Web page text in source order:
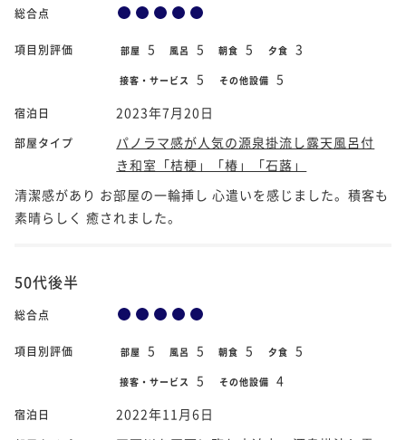
総合点
項目別評価 部屋 5 風呂 5 朝食 5 夕食 3
接客・サービス 5 その他設備 5
宿泊日 2023年7月20日
部屋タイプ
パノラマ感が人気の源泉掛流し露天風呂付
き和室「桔梗」「椿」「石蕗」
清潔感があり お部屋の一輪挿し 心遣いを感じました。積客も
素晴らしく 癒されました。
50代後半
総合点
項目別評価 部屋 5 風呂 5 朝食 5 夕食 5
接客・サービス 5 その他設備 4
宿泊日 2022年11月6日